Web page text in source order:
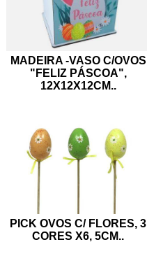
MADEIRA -VASO C/OVOS
"FELIZ PÁSCOA",
12X12X12CM..
PICK OVOS C/ FLORES, 3
CORES X6, 5CM..